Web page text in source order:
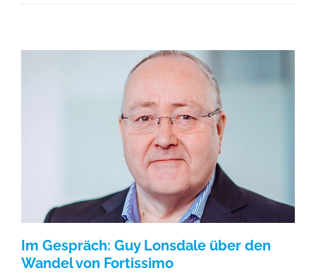
Im Gespräch: Guy Lonsdale über den
Wandel von Fortissimo